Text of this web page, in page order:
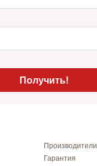
Производители
Гарантия